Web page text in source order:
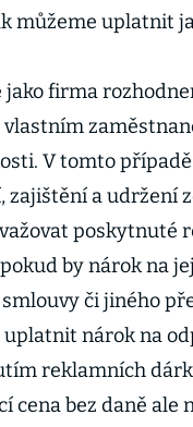
můžeme uplatnit
jako firma
V tomto
zajištění a udržení
poskytnuté
by nárok na
či jiného
nárok na
reklamních
cena bez daně ale